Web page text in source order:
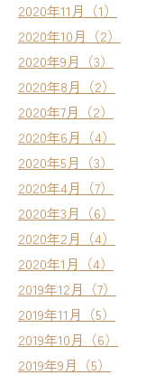
2020年11月（1）
2020年10月（2）
2020年9月（3）
2020年8月（2）
2020年7月（2）
2020年6月（4）
2020年5月（3）
2020年4月（7）
2020年3月（6）
2020年2月（4）
2020年1月（4）
2019年12月（7）
2019年11月（5）
2019年10月（6）
2019年9月（5）